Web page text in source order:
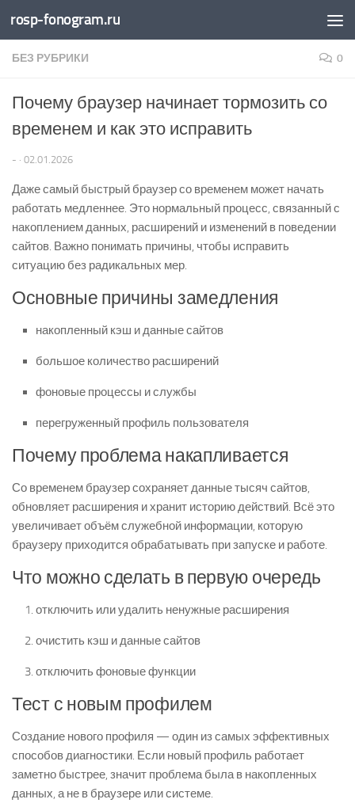
Перейти к содержимому
rosp-fonogram.ru
БЕЗ РУБРИКИ 0
Почему браузер начинает тормозить со
временем и как это исправить
- · 02.01.2026
Даже самый быстрый браузер со временем может начать
работать медленнее. Это нормальный процесс, связанный с
накоплением данных, расширений и изменений в поведении
сайтов. Важно понимать причины, чтобы исправить
ситуацию без радикальных мер.
Основные причины замедления
накопленный кэш и данные сайтов
большое количество расширений
фоновые процессы и службы
перегруженный профиль пользователя
Почему проблема накапливается
Со временем браузер сохраняет данные тысяч сайтов,
обновляет расширения и хранит историю действий. Всё это
увеличивает объём служебной информации, которую
браузеру приходится обрабатывать при запуске и работе.
Что можно сделать в первую очередь
отключить или удалить ненужные расширения
очистить кэш и данные сайтов
отключить фоновые функции
Тест с новым профилем
Создание нового профиля — один из самых эффективных
способов диагностики. Если новый профиль работает
заметно быстрее, значит проблема была в накопленных
данных, а не в браузере или системе.